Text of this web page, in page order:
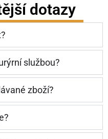
dotazy
službou?
zboží?